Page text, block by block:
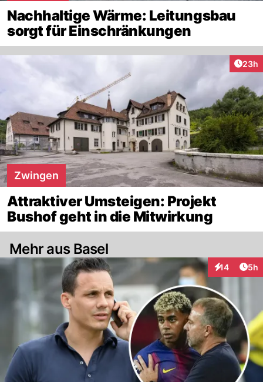
Nachhaltige Wärme: Leitungsbau
sorgt für Einschränkungen
23h
Zwingen
Attraktiver Umsteigen: Projekt
Bushof geht in die Mitwirkung
Mehr aus Basel
14
Interaktionen
5h